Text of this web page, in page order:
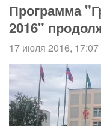
Программа
2016"
17 июля 2016, 17:07